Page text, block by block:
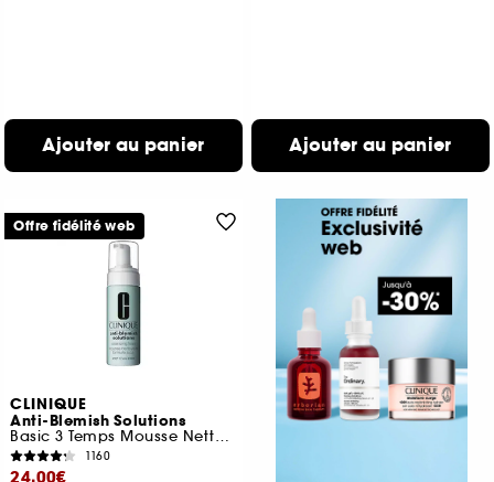
Ajouter au panier Ajouter au panier
CLINIQUE
Anti-Blemish Solutions
Basic 3 Temps Mousse Nettoyante Formule S.O.S
1160
24,00€
Offre fidélité web